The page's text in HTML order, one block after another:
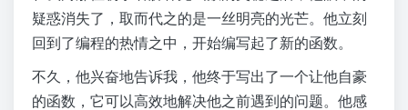
疑惑消失了，取而代之的是一丝明亮的光芒。他立刻
回到了编程的热情之中，开始编写起了新的函数。
不久，他兴奋地告诉我，他终于写出了一个让他自豪
的函数，它可以高效地解决他之前遇到的问题。他感